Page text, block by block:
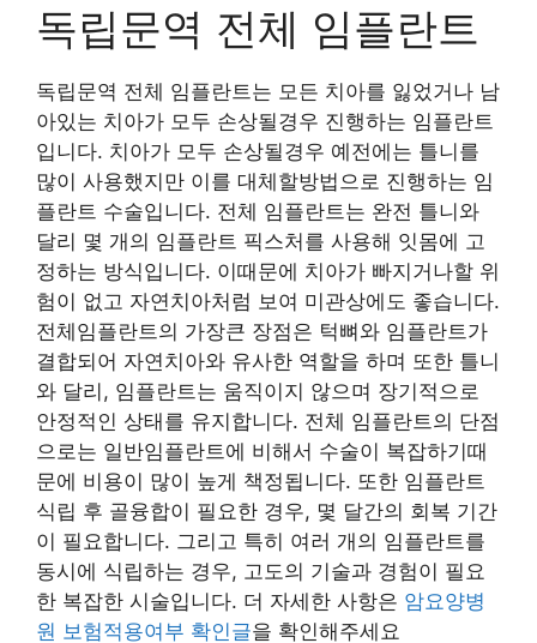
독립문역 전체 임플란트
독립문역 전체 임플란트는 모든 치아를 잃었거나 남
아있는 치아가 모두 손상될경우 진행하는 임플란트
입니다. 치아가 모두 손상될경우 예전에는 틀니를
많이 사용했지만 이를 대체할방법으로 진행하는 임
플란트 수술입니다. 전체 임플란트는 완전 틀니와
달리 몇 개의 임플란트 픽스처를 사용해 잇몸에 고
정하는 방식입니다. 이때문에 치아가 빠지거나할 위
험이 없고 자연치아처럼 보여 미관상에도 좋습니다.
전체임플란트의 가장큰 장점은 턱뼈와 임플란트가
결합되어 자연치아와 유사한 역할을 하며 또한 틀니
와 달리, 임플란트는 움직이지 않으며 장기적으로
안정적인 상태를 유지합니다. 전체 임플란트의 단점
으로는 일반임플란트에 비해서 수술이 복잡하기때
문에 비용이 많이 높게 책정됩니다. 또한 임플란트
식립 후 골융합이 필요한 경우, 몇 달간의 회복 기간
이 필요합니다. 그리고 특히 여러 개의 임플란트를
동시에 식립하는 경우, 고도의 기술과 경험이 필요
한 복잡한 시술입니다. 더 자세한 사항은 암요양병
원 보험적용여부 확인글을 확인해주세요